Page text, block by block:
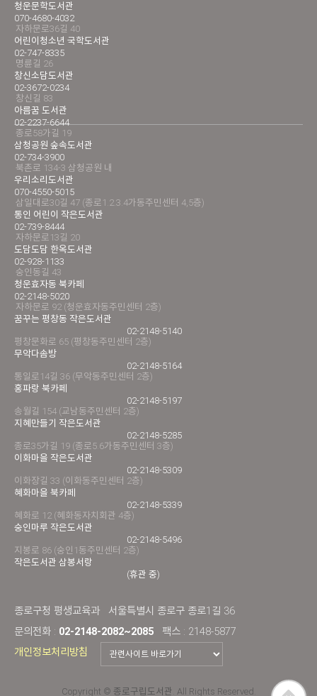
청운문학도서관
070-4680-4032
자하문로36길 40
어린이청소년 국학도서관
02-747-8335
명륜길 26
창신소담도서관
02-3672-0234
창신길 83
아름꿈 도서관
02-2237-6644
종로58가길 19
삼청공원 숲속도서관
02-734-3900
북촌로 134-3 삼청공원 내
우리소리도서관
070-4550-5015
삼일대로30길 47 (종로1.2.3.4가동주민센터 4,5층)
통인 어린이 작은도서관
02-739-8444
자하문로13길 20
도담도담 한옥도서관
02-928-1133
숭인동길 43
청운효자동 북카페
02-2148-5020
자하문로 92 (청운효자동주민센터 2층)
꿈꾸는 평창동 작은도서관
02-2148-5140
평창문화로 65 (평창동주민센터 2층)
무악다솜방
02-2148-5164
통일로14길 36 (무악동주민센터 2층)
홍파랑 북카페
02-2148-5197
송월길 154 (교남동주민센터 2층)
지혜만들기 작은도서관
02-2148-5285
종로35가길 19 (종로5.6가동주민센터 3층)
이화마을 작은도서관
02-2148-5309
이화장길 33 (이화동주민센터 2층)
혜화마을 북카페
02-2148-5339
혜화로 12 (혜화동자치회관 4층)
숭인마루 작은도서관
02-2148-5496
지봉로 86 (숭인1동주민센터 2층)
작은도서관 삼봉서랑
(휴관 중)
종로구청 평생교육과
서울특별시 종로구 종로1길 36
문의전화 : 02-2148-2082~2085
팩스 : 2148-5877
개인정보처리방침
Copyright © 종로구립도서관. All Rights Reserved.